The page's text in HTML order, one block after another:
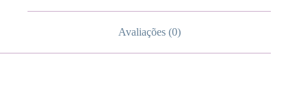
Avaliações (0)